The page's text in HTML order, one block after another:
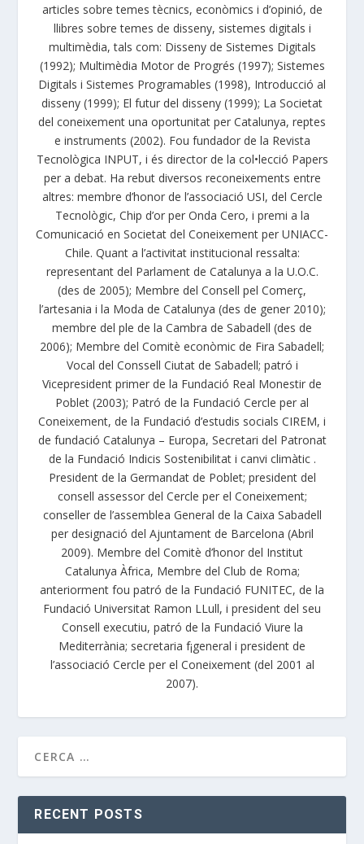
articles sobre temes tècnics, econòmics i d’opinió, de
llibres sobre temes de disseny, sistemes digitals i
multimèdia, tals com: Disseny de Sistemes Digitals
(1992); Multimèdia Motor de Progrés (1997); Sistemes
Digitals i Sistemes Programables (1998), Introducció al
disseny (1999); El futur del disseny (1999); La Societat
del coneixement una oportunitat per Catalunya, reptes
e instruments (2002). Fou fundador de la Revista
Tecnològica INPUT, i és director de la col•lecció Papers
per a debat. Ha rebut diversos reconeixements entre
altres: membre d’honor de l’associació USI, del Cercle
Tecnològic, Chip d’or per Onda Cero, i premi a la
Comunicació en Societat del Coneixement per UNIACC-
Chile. Quant a l’activitat institucional ressalta:
representant del Parlament de Catalunya a la U.O.C.
(des de 2005); Membre del Consell pel Comerç,
l’artesania i la Moda de Catalunya (des de gener 2010);
membre del ple de la Cambra de Sabadell (des de
2006); Membre del Comitè econòmic de Fira Sabadell;
Vocal del Conssell Ciutat de Sabadell; patró i
Vicepresident primer de la Fundació Real Monestir de
Poblet (2003); Patró de la Fundació Cercle per al
Coneixement, de la Fundació d’estudis socials CIREM, i
de fundació Catalunya – Europa, Secretari del Patronat
de la Fundació Indicis Sostenibilitat i canvi climàtic .
President de la Germandat de Poblet; president del
consell assessor del Cercle per el Coneixement;
conseller de l’assemblea General de la Caixa Sabadell
per designació del Ajuntament de Barcelona (Abril
2009). Membre del Comitè d’honor del Institut
Catalunya Àfrica, Membre del Club de Roma;
anteriorment fou patró de la Fundació FUNITEC, de la
Fundació Universitat Ramon LLull, i president del seu
Consell executiu, patró de la Fundació Viure la
Mediterrània; secretaria f¡general i president de
l’associació Cercle per el Coneixement (del 2001 al
2007).
RECENT POSTS